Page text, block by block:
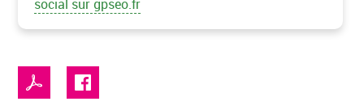
social sur gpseo.fr